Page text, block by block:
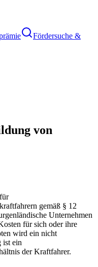
Fördersuche &
von
gemäß § 12
Unternehmen
für sich oder ihre
wird ein nicht
ist ein
der Kraftfahrer.